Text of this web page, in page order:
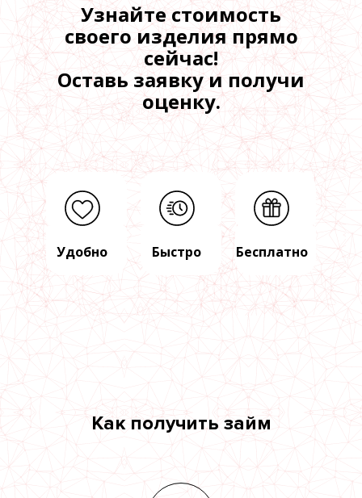
Узнайте стоимость
своего изделия прямо
сейчас!
Оставь заявку и получи
оценку.
Удобно Быстро Бесплатно
Как получить займ